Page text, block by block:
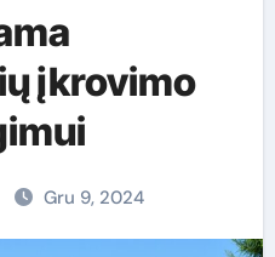
įkrovimo
Gru 9, 2024